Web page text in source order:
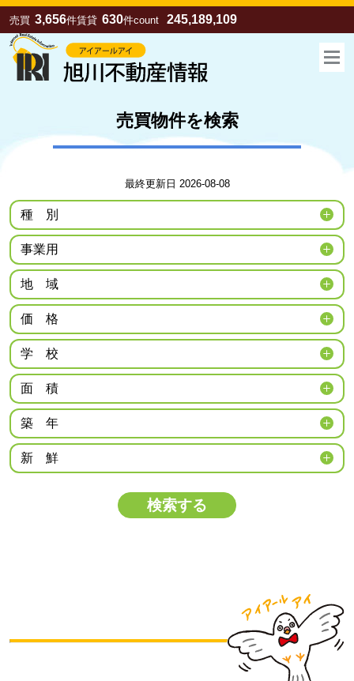
売買 3,656件賃貸 630件count 245,189,109
賃貸
売買物件を検索
最終更新日 2026-08-08
種 別
事業用
地 域
価 格
学 校
面 積
築 年
新 鮮
検索する